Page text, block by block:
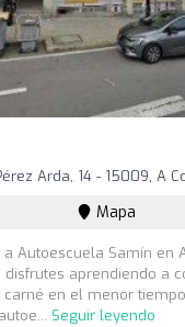
Arda, 14 - 15009, A
Mapa
a Autoescuela Samín en
disfrutes aprendiendo a
en el menor tiempo
Seguir leyendo